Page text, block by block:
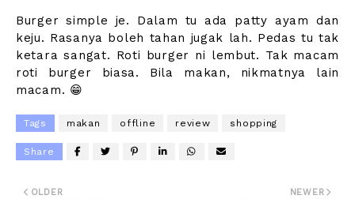
Burger simple je. Dalam tu ada patty ayam dan
keju. Rasanya boleh tahan jugak lah. Pedas tu tak
ketara sangat. Roti burger ni lembut. Tak macam
roti burger biasa. Bila makan, nikmatnya lain
macam. 😁
Tags makan offline review shopping
Share
NEWER
OLDER